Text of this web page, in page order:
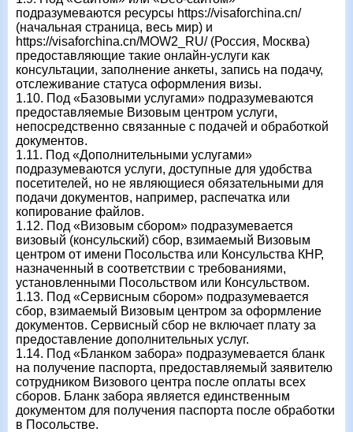
подразумеваются ресурсы https://visaforchina.cn/
(начальная страница, весь мир) и
https://visaforchina.cn/MOW2_RU/ (Россия, Москва)
предоставляющие такие онлайн-услуги как
консультации, заполнение анкеты, запись на подачу,
отслеживание статуса оформления визы.
1.10. Под «Базовыми услугами» подразумеваются
предоставляемые Визовым центром услуги,
непосредственно связанные с подачей и обработкой
документов.
1.11. Под «Дополнительными услугами»
подразумеваются услуги, доступные для удобства
посетителей, но не являющиеся обязательными для
подачи документов, например, распечатка или
копирование файлов.
1.12. Под «Визовым сбором» подразумевается
визовый (консульский) сбор, взимаемый Визовым
центром от имени Посольства или Консульства КНР,
назначенный в соответствии с требованиями,
установленными Посольством или Консульством.
1.13. Под «Сервисным сбором» подразумевается
сбор, взимаемый Визовым центром за оформление
документов. Сервисный сбор не включает плату за
предоставление дополнительных услуг.
1.14. Под «Бланком забора» подразумевается бланк
на получение паспорта, предоставляемый заявителю
сотрудником Визового центра после оплаты всех
сборов. Бланк забора является единственным
документом для получения паспорта после обработки
в Посольстве.